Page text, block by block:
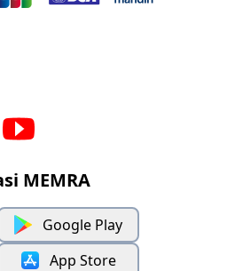
MEMRA
Google Play
App Store